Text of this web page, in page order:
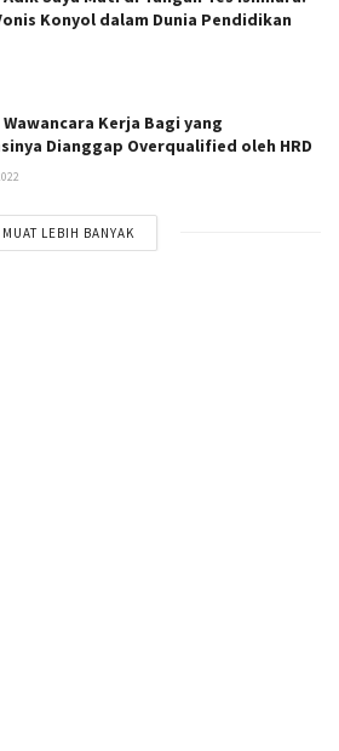
Konyol dalam Dunia Pendidikan
Kerja Bagi yang
Dianggap Overqualified oleh HRD
MUAT LEBIH BANYAK